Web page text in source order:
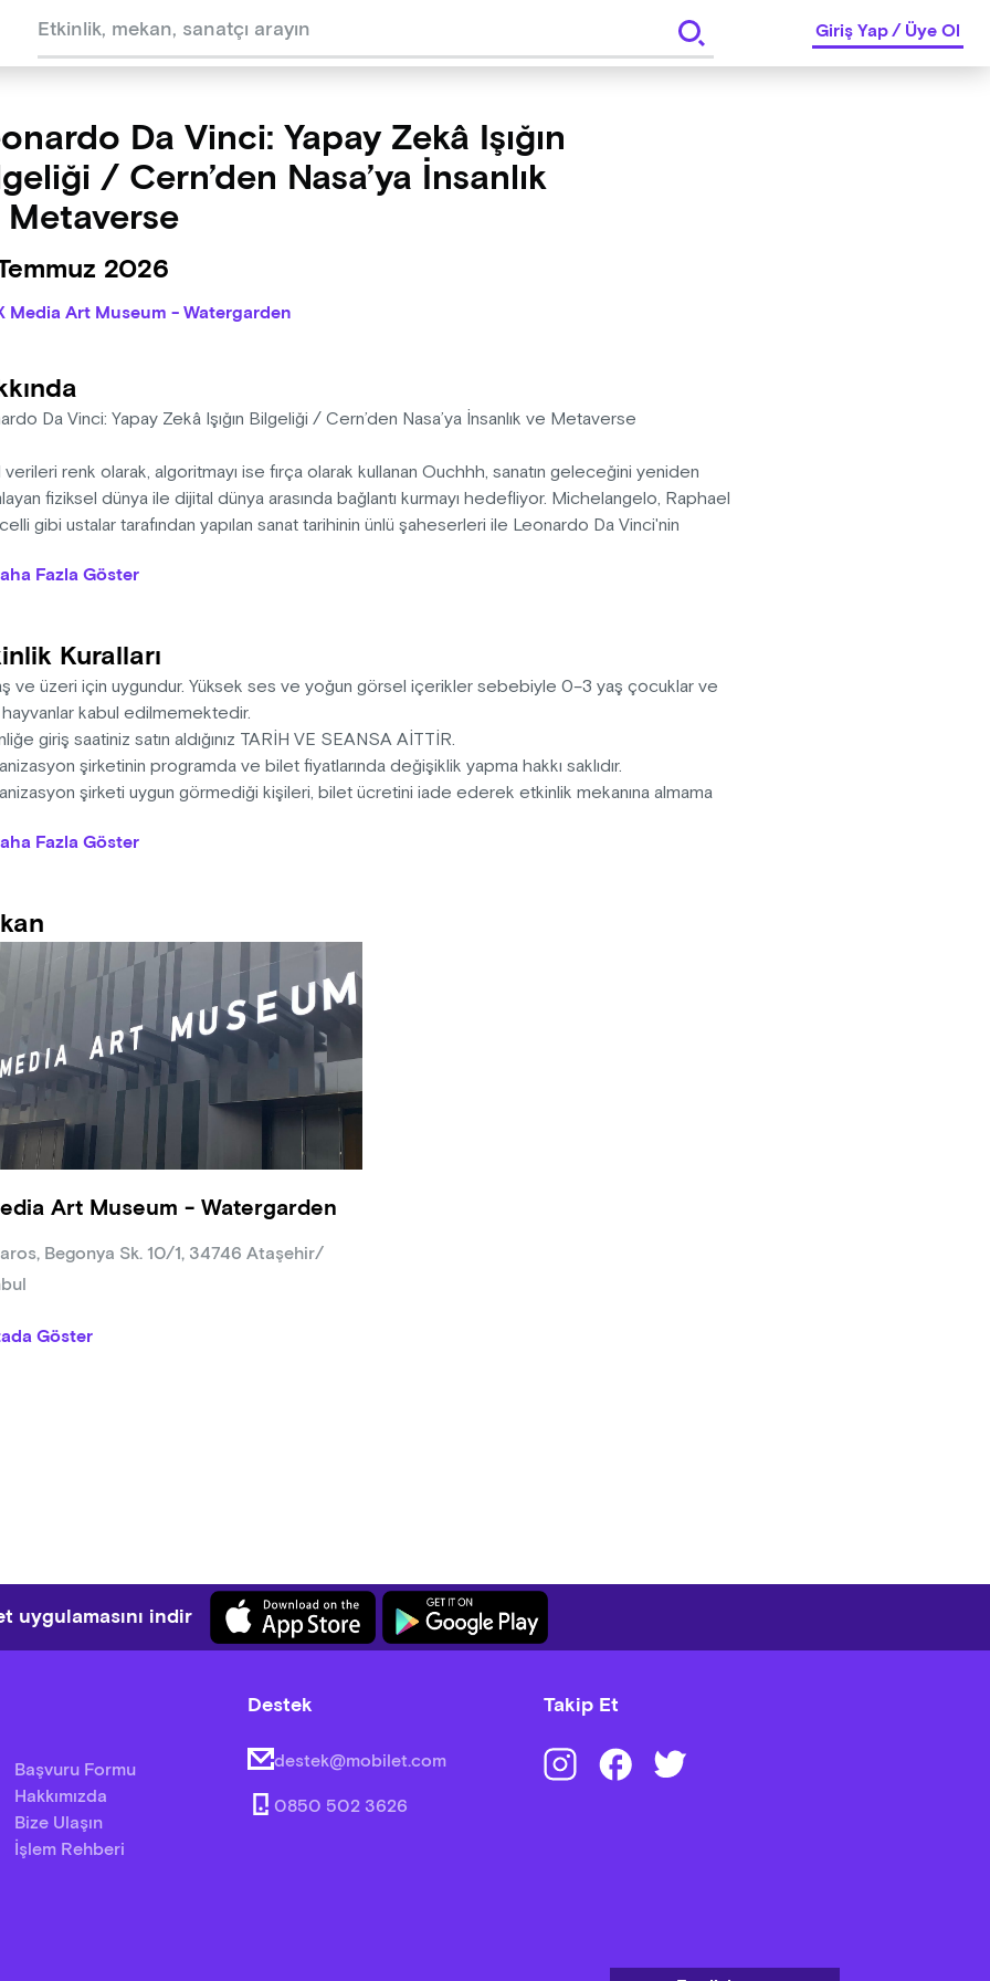
Giriş Yap/Üye Ol
Da Vinci: Yapay Zekâ Işığın
/ Cern’den Nasa’ya İnsanlık
Metaverse
2026
Media Art Museum - Watergarden
Da Vinci: Yapay Zekâ Işığın Bilgeliği / Cern’den Nasa’ya İnsanlık ve Metaverse
verileri renk olarak, algoritmayı ise fırça olarak kullanan Ouchhh, sanatın geleceğini yeniden
fiziksel dünya ile dijital dünya arasında bağlantı kurmayı hedefliyor. Michelangelo, Raphael
gibi ustalar tarafından yapılan sanat tarihinin ünlü şaheserleri ile Leonardo Da Vinci'nin
sanat ve bilimin ışığıyla yapay zeka algoritmalarını kullanarak daha önce hiç görülmemiş
oluşturulmasıyla yeni bir sanat eseri şeklinde tekrar hayata döndürülüyor. Görsel
olan veriyle Metaverse’e taşıyacak.
15 dakika
Fazla Göster
Kuralları
ve üzeri için uygundur. Yüksek ses ve yoğun görsel içerikler sebebiyle 0–3 yaş çocuklar ve
kabul edilmemektedir.
giriş saatiniz satın aldığınız TARİH VE SEANSA AİTTİR.
şirketinin programda ve bilet fiyatlarında değişiklik yapma hakkı saklıdır.
şirketi uygun görmediği kişileri, bilet ücretini iade ederek etkinlik mekanına almama
ışığa duyarlı epilepsi hastalarını rahatsız edebilecek görsel efektler içermektedir.
Fazla Göster
Art Museum - Watergarden
Begonya Sk. 10/1, 34746 Ataşehir/
Göster
uygulamasını indir
Başvuru Formu
Hakkımızda
Bize Ulaşın
İşlem Rehberi
Destek
destek@mobilet.com
0850 502 3626
Takip Et